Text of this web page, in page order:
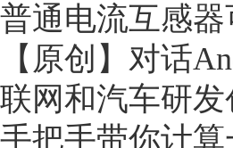
普通电流互感
【原创】对话
联网和汽车研发
手把手带你计算